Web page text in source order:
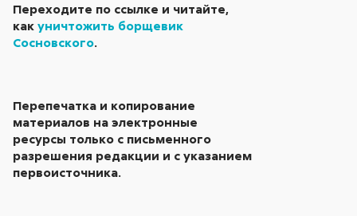
Переходите по ссылке и читайте,
какуничтожить борщевик
Сосновского.
Перепечатка и копирование
материалов на электронные
ресурсы только с письменного
разрешения редакции и с указанием
первоисточника.